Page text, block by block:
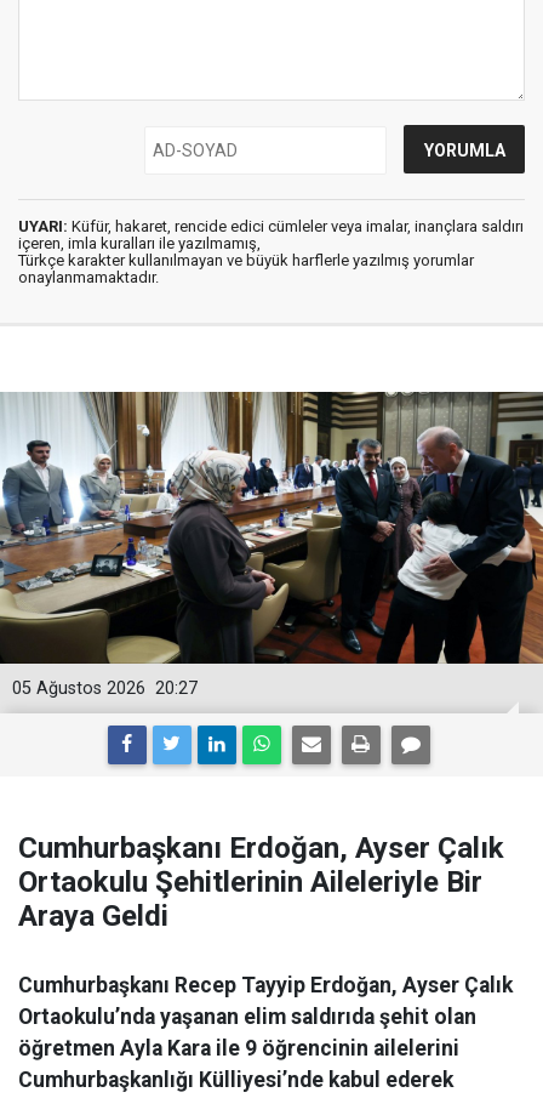
UYARI: Küfür, hakaret, rencide edici cümleler veya imalar, inançlara saldırı
içeren, imla kuralları ile yazılmamış,
Türkçe karakter kullanılmayan ve büyük harflerle yazılmış yorumlar
onaylanmamaktadır.
20:27
05 Ağustos 2026
Cumhurbaşkanı Erdoğan, Ayser Çalık
Ortaokulu Şehitlerinin Aileleriyle Bir
Araya Geldi
Cumhurbaşkanı Recep Tayyip Erdoğan, Ayser Çalık
Ortaokulu’nda yaşanan elim saldırıda şehit olan
öğretmen Ayla Kara ile 9 öğrencinin ailelerini
Cumhurbaşkanlığı Külliyesi’nde kabul ederek